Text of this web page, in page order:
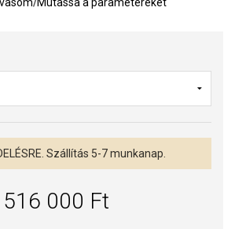
eljegyzési gyűrűkről
Szállítás 5-7 munkanap.
516 000 Ft